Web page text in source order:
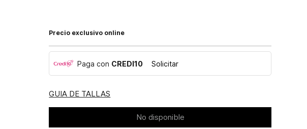
Precio exclusivo online
Paga con CREDI10 Solicitar
GUIA DE TALLAS
No disponible